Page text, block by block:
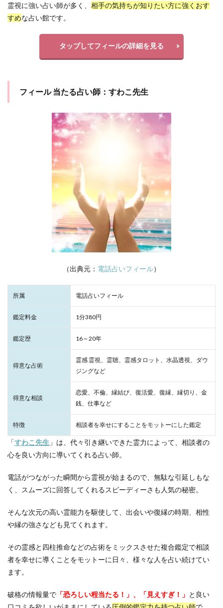
霊視に強い占い師が多く、 相手の気持ちが知りたい方に強くおす
すめな占い館です。
タップしてフィールの詳細を見る
フィール 当たる占い師：すわこ先生
（出典元： 電話占いフィール）
所属 電話占いフィール
鑑定料金 1分380円
鑑定歴 16～20年
得意な占術
霊感 霊視、霊聴、霊感タロット、水晶透視、ダウ
ジングなど
得意な相談
恋愛、不倫、縁結び、復活愛、復縁、縁切り、金
銭、仕事など
特徴 相談者を幸せにすることをモットーにした鑑定
「すわこ先生 」は、代々引き継いできた霊力によって、相談者の
心を良い方向に導いてくれる占い師。
電話がつながった瞬間から霊視が始まるので、無駄な引延しもな
く、スムーズに回答してくれるスピーディーさも人気の秘密。
そんな次元の高い霊能力を駆使して、出会いや復縁の時期、相性
や縁の強さなども見てくれます。
その霊感と四柱推命などの占術をミックスさせた複合鑑定で相談
者を幸せに導くことをモットーに日々、様々な人を占い続けてい
ます。
破格の情報量で 「恐ろしい程当たる！」、「見えすぎ！」 と良い